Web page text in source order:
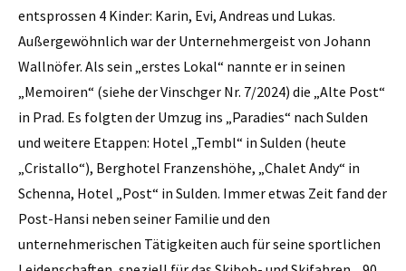
entsprossen 4 Kinder: Karin, Evi, Andreas und Lukas.
Außergewöhnlich war der Unternehmergeist von Johann
Wallnöfer. Als sein „erstes Lokal“ nannte er in seinen
„Memoiren“ (siehe der Vinschger Nr. 7/2024) die „Alte Post“
in Prad. Es folgten der Umzug ins „Paradies“ nach Sulden
und weitere Etappen: Hotel „Tembl“ in Sulden (heute
„Cristallo“), Berghotel Franzenshöhe, „Chalet Andy“ in
Schenna, Hotel „Post“ in Sulden. Immer etwas Zeit fand der
Post-Hansi neben seiner Familie und den
unternehmerischen Tätigkeiten auch für seine sportlichen